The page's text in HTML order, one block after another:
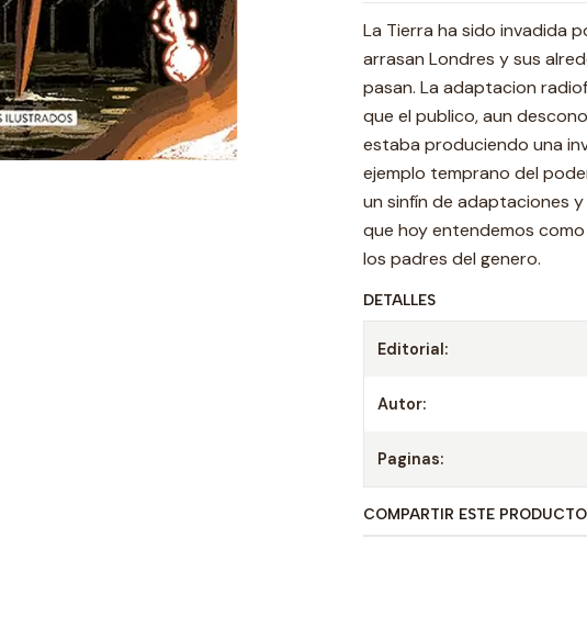
La Tierra ha sido invadida
arrasan Londres y sus
pasan. La adaptacion
que el publico, aun
estaba produciendo una
ejemplo temprano del
un sinfín de adaptaciones
que hoy entendemos
los padres del genero.
DETALLES
Editorial:
Autor:
Paginas:
COMPARTIR ESTE PRODUCTO